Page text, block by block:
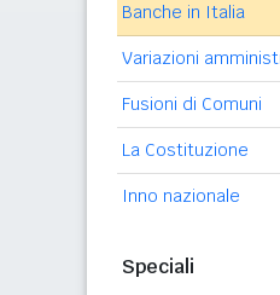
Banche in Italia
Variazioni
Fusioni di Comuni
La Costituzione
Inno nazionale
Speciali